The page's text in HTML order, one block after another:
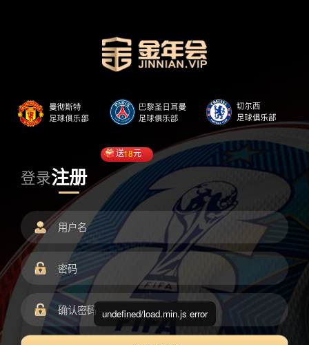
登录注册
送18元
undefined/load.min.js error